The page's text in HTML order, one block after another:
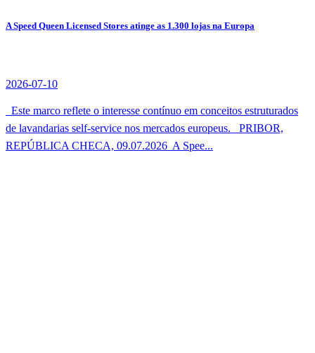
A Speed Queen Licensed Stores atinge as 1.300 lojas na Europa
2026-07-10
Este marco reflete o interesse contínuo em conceitos estruturados
de lavandarias self-service nos mercados europeus. PRIBOR,
REPÚBLICA CHECA, 09.07.2026  A Spee...